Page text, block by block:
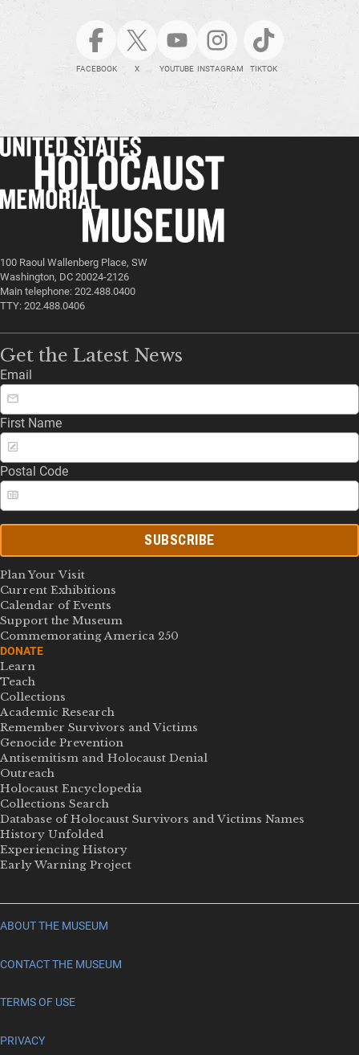
FACEBOOK X YOUTUBE INSTAGRAM TIKTOK
100 Raoul Wallenberg Place, SW
Washington, DC 20024-2126
Main telephone: 202.488.0400
TTY: 202.488.0406
Get the Latest News
Email
First Name
Postal Code
SUBSCRIBE
Plan Your Visit
Current Exhibitions
Calendar of Events
Support the Museum
Commemorating America 250
DONATE
Learn
Teach
Collections
Academic Research
Remember Survivors and Victims
Genocide Prevention
Antisemitism and Holocaust Denial
Outreach
Holocaust Encyclopedia
Collections Search
Database of Holocaust Survivors and Victims Names
History Unfolded
Experiencing History
Early Warning Project
ABOUT THE MUSEUM
CONTACT THE MUSEUM
TERMS OF USE
PRIVACY